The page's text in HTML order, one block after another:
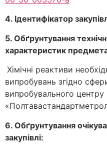
4. Ідентифікатор
5. Обґрунтування
характеристик предмета
Хімічні реактиви
випробувань згідно
випробувального
6. Обґрунтування
закупівлі: